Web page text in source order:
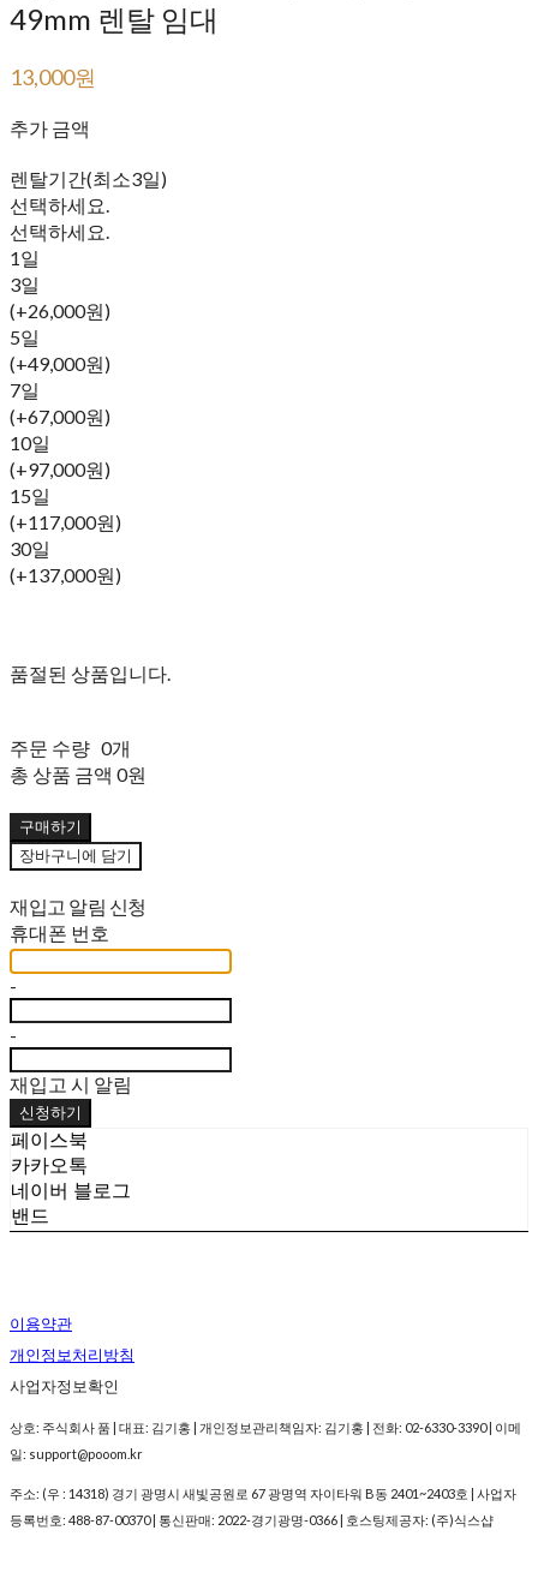
49mm 렌탈 임대
13,000원
추가 금액
렌탈기간(최소3일)
선택하세요.
선택하세요.
1일
3일
(+26,000원)
5일
(+49,000원)
7일
(+67,000원)
10일
(+97,000원)
15일
(+117,000원)
30일
(+137,000원)
품절된 상품입니다.
주문 수량 0개
총 상품 금액 0원
구매하기
장바구니에 담기
재입고 알림 신청
휴대폰 번호
-
-
재입고 시 알림
신청하기
페이스북
카카오톡
네이버 블로그
밴드
이용약관
개인정보처리방침
사업자정보확인
상호: 주식회사 품 | 대표: 김기홍 | 개인정보관리책임자: 김기홍 | 전화: 02-6330-3390 | 이메
일: support@pooom.kr
주소: (우 : 14318) 경기 광명시 새빛공원로 67 광명역 자이타워 B동 2401~2403호 | 사업자
등록번호: 488-87-00370| 통신판매: 2022-경기광명-0366 | 호스팅제공자: (주)식스샵